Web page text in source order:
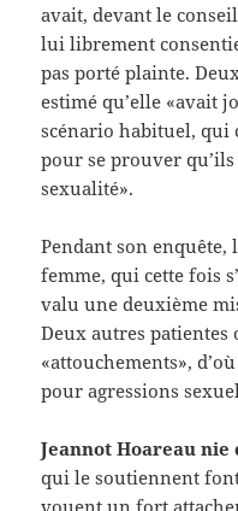
avait, devant le
lui librement
pas porté plainte.
estimé qu’elle «avait
scénario habituel, qui
pour se prouver
sexualité».
Pendant son enquête,
femme, qui cette fois
valu une deuxième
Deux autres patientes
«attouchements»,
pour agressions
Jeannot Hoareau nie
qui le soutiennent